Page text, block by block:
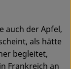
auch der Apfel,
als hätte
begleitet,
Frankreich an